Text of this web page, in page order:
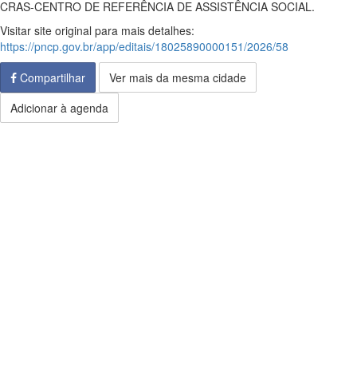
CRAS-CENTRO DE REFERÊNCIA DE ASSISTÊNCIA SOCIAL.
Visitar site original para mais detalhes:
https://pncp.gov.br/app/editais/18025890000151/2026/58
Compartilhar
Ver mais da mesma cidade
Adicionar à agenda